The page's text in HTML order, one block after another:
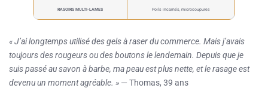
RASOIRS MULTI-LAMES Poils incarnés, microcoupures
« J’ai longtemps utilisé des gels à raser du commerce. Mais j’avais
toujours des rougeurs ou des boutons le lendemain. Depuis que je
suis passé au savon à barbe, ma peau est plus nette, et le rasage est
devenu un moment agréable. » — Thomas, 39 ans